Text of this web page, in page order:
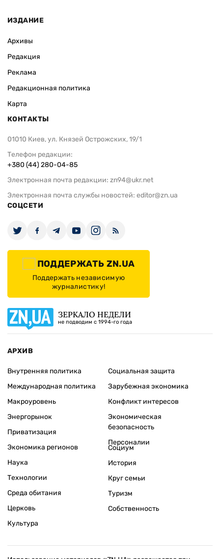
ИЗДАНИЕ
Архивы
Редакция
Реклама
Редакционная политика
Карта
КОНТАКТЫ
01010 Киев, ул. Князей Острожских, 19/1
Телефон редакции:
+380 (44) 280-04-85
Электронная почта редакции: zn94@ukr.net
Электронная почта службы новостей: editor@zn.ua
СОЦСЕТИ
ПОДДЕРЖАТЬ ZN.UA
Поддержать независимую
журналистику!
ЗЕРКАЛО НЕДЕЛИ
не подводим с 1994-го года
АРХИВ
Внутренняя политика
Международная политика
Макроуровень
Энергорынок
Приватизация
Экономика регионов
Социальная защита
Зарубежная экономика
Конфликт интересов
Экономическая
безопасность
Персоналии
Наука
Технологии
Среда обитания
Церковь
Культура
Социум
История
Круг семьи
Туризм
Собственность